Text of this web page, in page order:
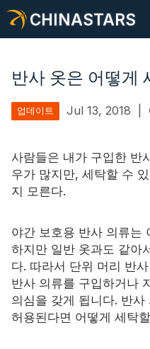
CHINASTARS
반사재/테이프
패션 반사 직물
안전복
산업용 세척 트림
CHINASTARS 정보
새로운 제품
반사 옷은 어떻게
업데이트 Jul 13, 2018
사람들은 내가 구입한 반
우가 많지만, 세탁할 수
지 모른다.
야간 보호용 반사 의류는
하지만 일반 옷과도 같아
다. 따라서 단위 머리 반
반사 의류를 구입하거나
의심을 갖게 됩니다. 반
허용된다면 어떻게 세탁